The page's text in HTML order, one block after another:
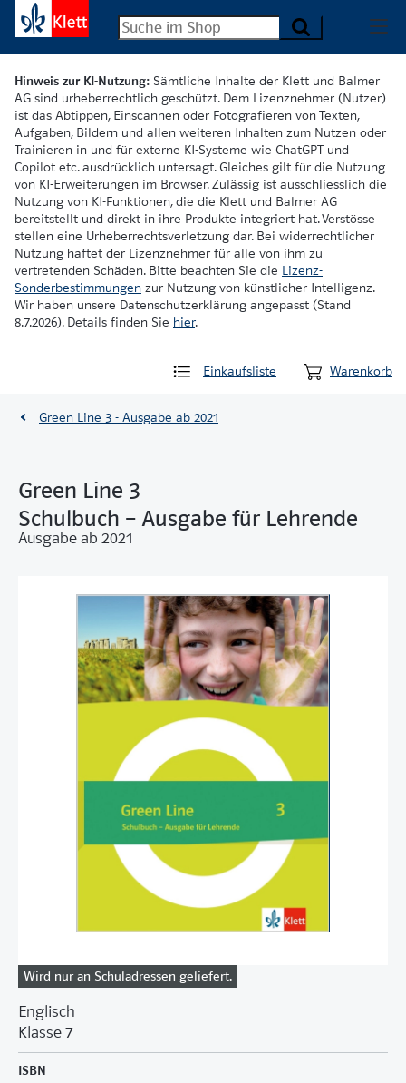
Hinweis zur KI-Nutzung: Sämtliche Inhalte der Klett und Balmer
AG sind urheberrechtlich geschützt. Dem Lizenznehmer (Nutzer)
ist das Abtippen, Einscannen oder Fotografieren von Texten,
Aufgaben, Bildern und allen weiteren Inhalten zum Nutzen oder
Trainieren in und für externe KI-Systeme wie ChatGPT und
Copilot etc. ausdrücklich untersagt. Gleiches gilt für die Nutzung
von KI-Erweiterungen im Browser. Zulässig ist ausschliesslich die
Nutzung von KI-Funktionen, die die Klett und Balmer AG
bereitstellt und direkt in ihre Produkte integriert hat. Verstösse
stellen eine Urheberrechtsverletzung dar. Bei widerrechtlicher
Nutzung haftet der Lizenznehmer für alle von ihm zu
vertretenden Schäden. Bitte beachten Sie die Lizenz-
Sonderbestimmungen zur Nutzung von künstlicher Intelligenz.
Wir haben unsere Datenschutzerklärung angepasst (Stand
8.7.2026). Details finden Sie hier.
Einkaufsliste Warenkorb
Green Line 3 - Ausgabe ab 2021
Green Line 3
Schulbuch – Ausgabe für Lehrende
Ausgabe ab 2021
Wird nur an Schuladressen geliefert.
Englisch
Klasse 7
ISBN